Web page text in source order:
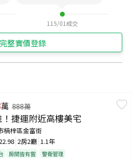
115/01 成交
完整實價登錄
萬 888萬
捷運附近高樓美宅
楠梓區金富街
2房2廳 1.1年
房間皆有窗 警衛管理